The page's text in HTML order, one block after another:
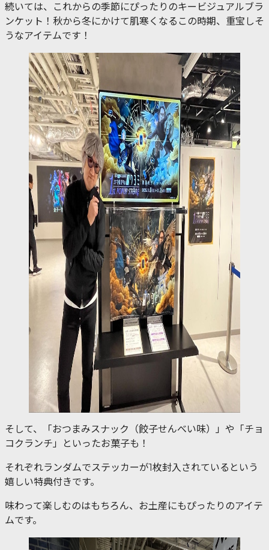
続いては、これからの季節にぴったりのキービジュアルブラ
ンケット！秋から冬にかけて肌寒くなるこの時期、重宝しそ
うなアイテムです！
そして、「おつまみスナック（餃子せんべい味）」や「チョ
コクランチ」といったお菓子も！
それぞれランダムでステッカーが1枚封入されているという
嬉しい特典付きです。
味わって楽しむのはもちろん、お土産にもぴったりのアイテ
ムです。